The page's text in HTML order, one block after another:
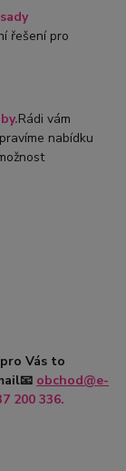
řešení pro
Rádi vám
nabídku
Vás to
📧 obchod@e-
200 336.